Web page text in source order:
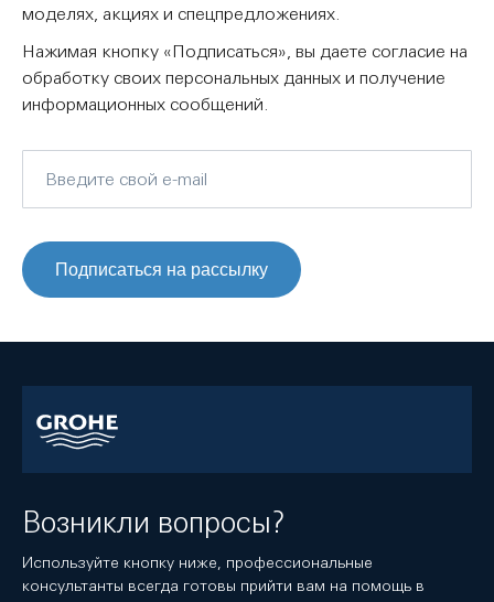
моделях, акциях и спецпредложениях.
Нажимая кнопку «Подписаться», вы даете согласие на
обработку своих персональных данных и получение
информационных сообщений.
Подписаться на рассылку
Возникли вопросы?
Используйте кнопку ниже, профессиональные
консультанты всегда готовы прийти вам на помощь в